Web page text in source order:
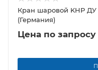
Кран шаровой KHP ДУ
(Германия)
Цена по запросу